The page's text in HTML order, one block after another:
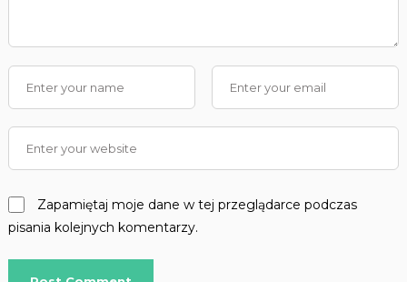
Zapamiętaj moje dane w tej przeglądarce podczas
pisania kolejnych komentarzy.